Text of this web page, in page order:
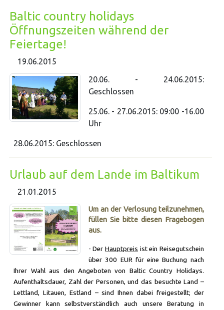
Baltic country holidays
Öffnungszeiten während der
Feiertage!
19.06.2015
20.06. - 24.06.2015:
Geschlossen
25.06. - 27.06.2015: 09:00 -16.00
Uhr
28.06.2015: Geschlossen
Urlaub auf dem Lande im Baltikum
21.01.2015
Um an der Verlosung teilzunehmen,
füllen Sie bitte diesen Fragebogen
aus.
- DerHauptpreis ist ein Reisegutschein
über 300 EUR für eine Buchung nach
Ihrer Wahl aus den Angeboten von Baltic Country Holidays.
Aufenthaltsdauer, Zahl der Personen, und das besuchte Land –
Lettland, Litauen, Estland – sind Ihnen dabei freigestellt; der
Gewinner kann selbstverständlich auch unsere Beratung in